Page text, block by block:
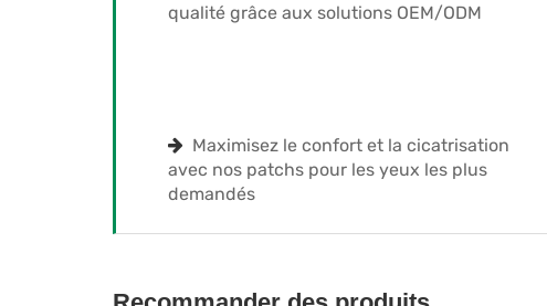
qualité grâce aux solutions OEM/ODM
Maximisez le confort et la cicatrisation
avec nos patchs pour les yeux les plus
demandés